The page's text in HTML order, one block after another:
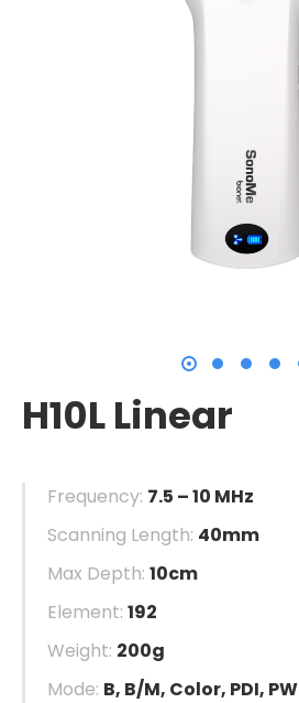
H10L Linear
Frequency: 7.5 – 10 MHz
Scanning Length: 40mm
Max Depth: 10cm
Element: 192
Weight: 200g
Mode: B, B/M, Color, PDI, PW